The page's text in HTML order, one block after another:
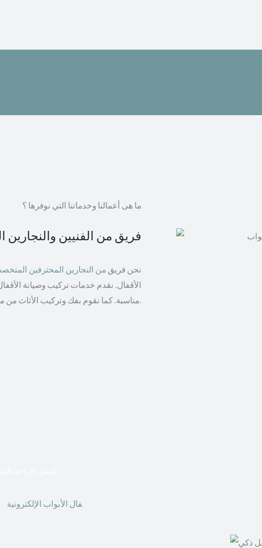
ما هى أعمالنا وخدماتنا التي نوفرها ؟
فريق من الفنيين
نحن فريق من النجارين المحترفين
الأقفال. نقدم خدمات تركيب وصيانة
فال الأبواب الإلكترونية